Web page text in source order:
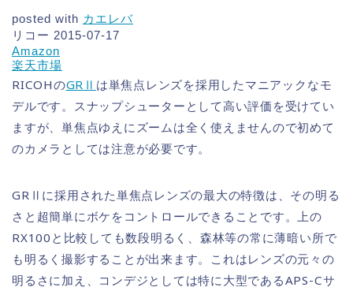
posted with カエレバ
リコー 2015-07-17
Amazon
楽天市場
RICOHのGRⅡ は単焦点レンズを採用したマニアックなモ
デルです。スナップシューターとして高い評価を受けてい
ますが、単焦点ゆえにズームは全く使えませんので初めて
のカメラとしては注意が必要です。
GRⅡに採用された単焦点レンズの最大の特徴は、その明る
さと超簡単にボケをコントロールできることです。上の
RX100と比較しても数段明るく、森林等の常に薄暗い所で
も明るく撮影することが出来ます。これはレンズの元々の
明るさに加え、コンデジとしては特に大型であるAPS-Cサ